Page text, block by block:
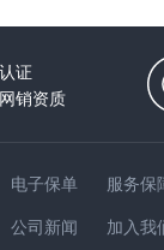
证
销资质
电子保单 服务保
公司新闻 加入我